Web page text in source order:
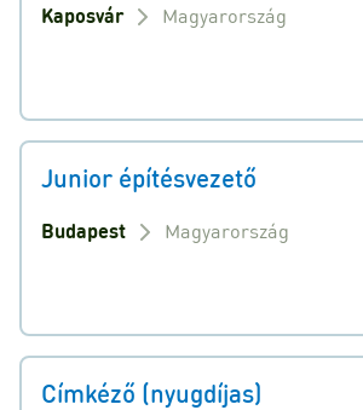
Kaposvár Magyarország
Junior építésvezető
Budapest Magyarország
Címkéző (nyugdíjas)